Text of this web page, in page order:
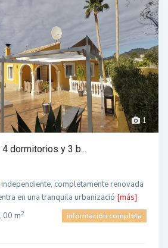
1
dormitorios y 3 b...
completamente renovada
en una tranquila urbanizació [más]
m2 información completa